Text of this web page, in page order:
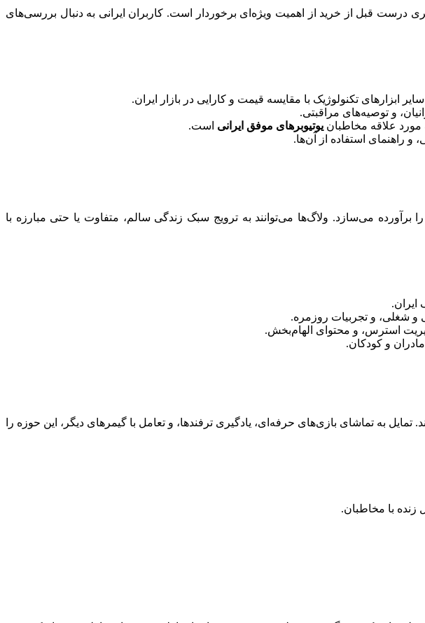
درست قبل از خرید از اهمیت ویژه‌ای برخوردار است. کاربران ایرانی به دنبال بررسی‌های
تکنولوژیک با مقایسه قیمت و کارایی در بازار ایران.
و توصیه‌های مراقبتی.
مورد علاقه مخاطبان یوتیوبرهای موفق ایرانی است.
راهنمای استفاده از آن‌ها.
می‌سازد. ولاگ‌ها می‌توانند به ترویج سبک زندگی سالم، متفاوت یا حتی مبارزه با
و شغلی، و تجربیات روزمره.
استرس، و محتوای الهام‌بخش.
و کودکان.
تمایل به تماشای بازی‌های حرفه‌ای، یادگیری ترفندها، و تعامل با گیمرهای دیگر، این حوزه را
زنده با مخاطبان.